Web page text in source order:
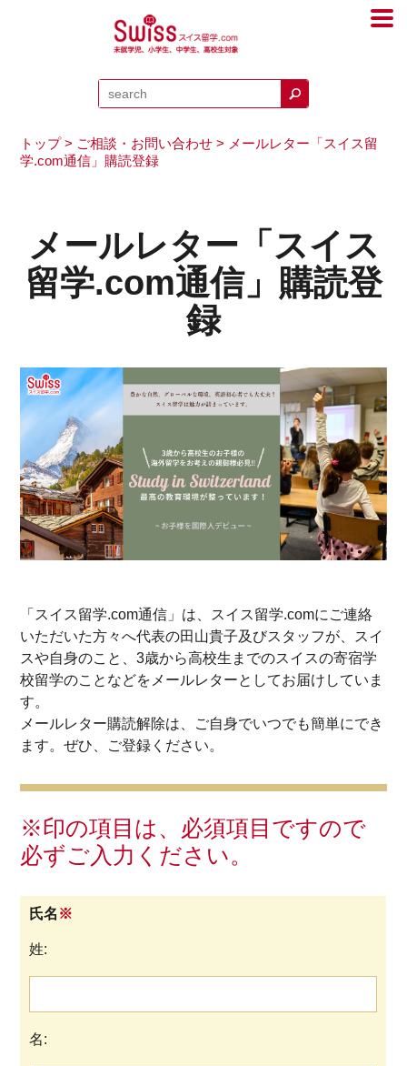
トップ> ご相談・お問い合わせ > メールレター「スイス留
学.com通信」購読登録
メールレター「スイス
留学.com通信」購読登
録
「スイス留学.com通信」は、スイス留学.comにご連絡
いただいた方々へ代表の田山貴子及びスタッフが、スイ
スや自身のこと、3歳から高校生までのスイスの寄宿学
校留学のことなどをメールレターとしてお届けしていま
す。
メールレター購読解除は、ご自身でいつでも簡単にでき
ます。ぜひ、ご登録ください。
※印の項目は、必須項目ですので
必ずご入力ください。
氏名 ※
姓:
名: